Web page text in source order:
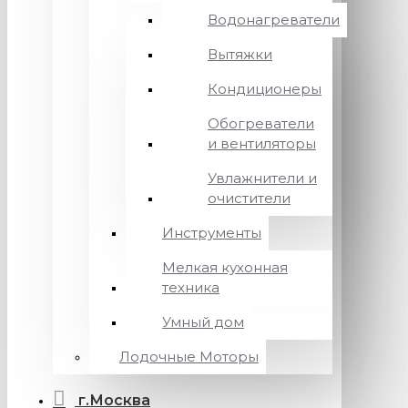
Водонагреватели
Вытяжки
Кондиционеры
Обогреватели
и вентиляторы
Увлажнители и
очистители
Инструменты
Мелкая кухонная
техника
Умный дом
Лодочные Моторы
г.Москва